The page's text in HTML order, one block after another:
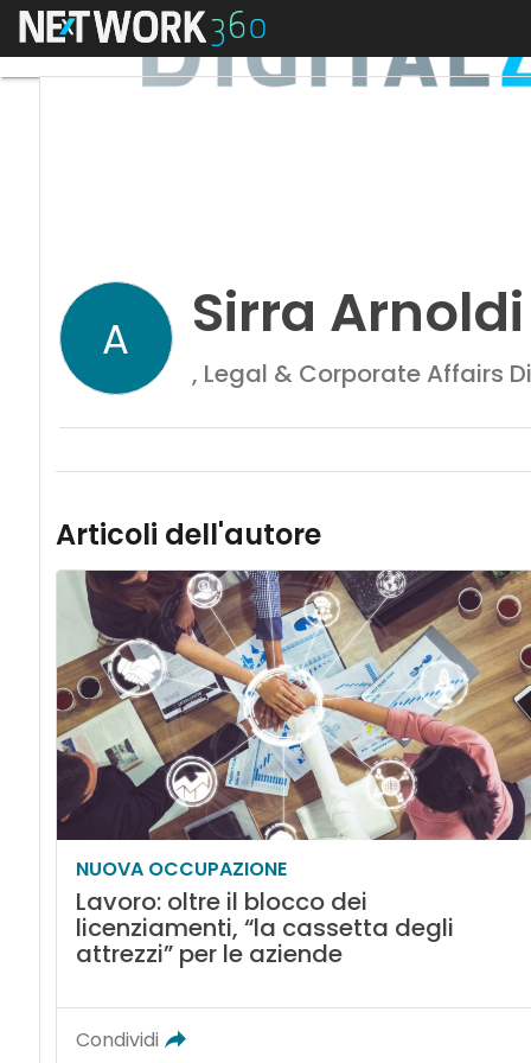
Menu
A Sirra Arnoldi
, Legal & Corporate Affairs
Articoli dell'autore
NUOVA OCCUPAZIONE
Lavoro: oltre il blocco dei
licenziamenti, “la cassetta degli
attrezzi” per le aziende
Condividi